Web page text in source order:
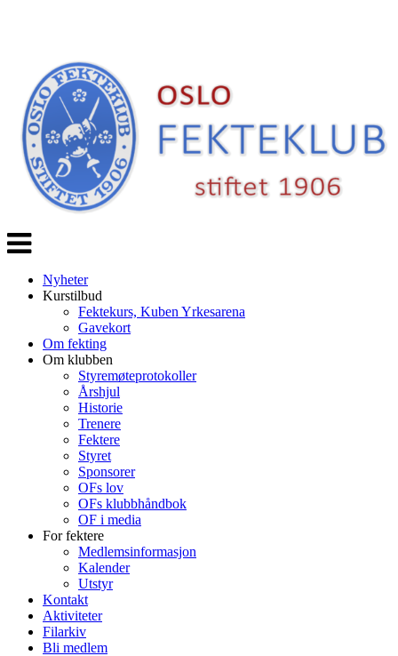
Veksle
navigasjon
Nyheter
Kurstilbud
Fektekurs, Kuben Yrkesarena
Gavekort
Om fekting
Om klubben
Styremøteprotokoller
Årshjul
Historie
Trenere
Fektere
Styret
Sponsorer
OFs lov
OFs klubbhåndbok
OF i media
For fektere
Medlemsinformasjon
Kalender
Utstyr
Kontakt
Aktiviteter
Filarkiv
Bli medlem